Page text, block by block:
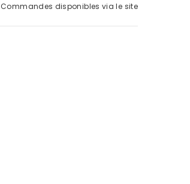
Commandes disponibles via le site